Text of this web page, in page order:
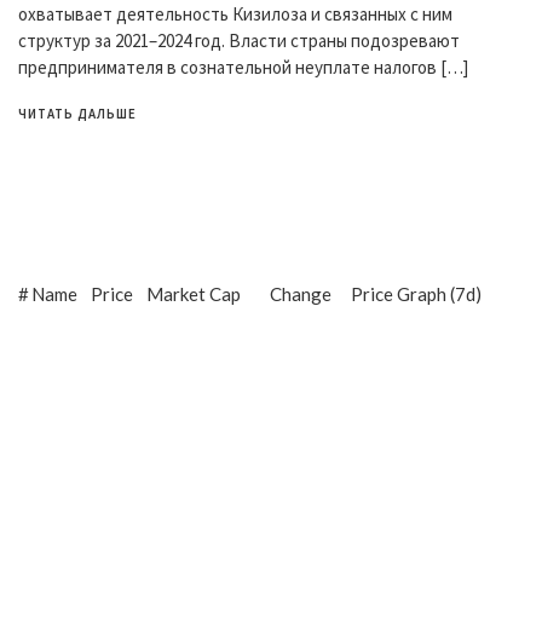
охватывает деятельность Кизилоза и связанных с ним
структур за 2021–2024 год. Власти страны подозревают
предпринимателя в сознательной неуплате налогов […]
ЧИТАТЬ ДАЛЬШЕ
#Name Price Market Cap Change Price Graph (7d)